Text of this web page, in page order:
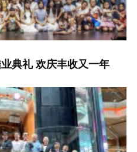
典礼 欢庆丰收又一年